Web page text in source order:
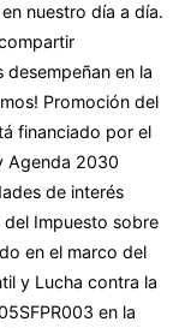
nuestro día a día.
desempeñan en la
Promoción del
financiado por el
Agenda 2030
de interés
Impuesto sobre
en el marco del
y Lucha contra la
en la